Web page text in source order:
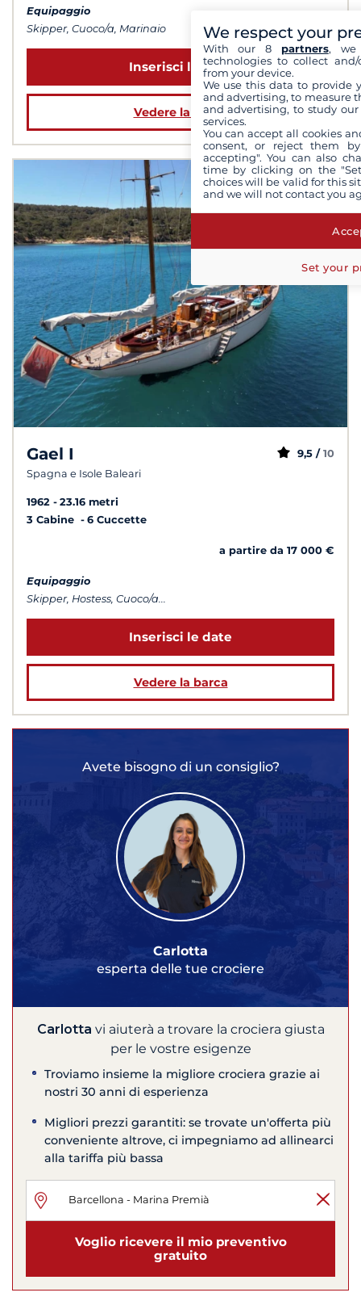
Equipaggio
Skipper, Cuoco/a, Marinaio
Inserisci le date
Vedere la barca
Gael I
Spagna e Isole Baleari
9,5 / 10
1962
23.16 metri
3 Cabine
6 Cuccette
a partire da 17 000 €
Equipaggio
Skipper, Hostess, Cuoco/a...
Inserisci le date
Vedere la barca
Avete bisogno di un consiglio?
Carlotta
esperta delle tue crociere
Carlotta vi aiuterà a trovare la crociera giusta
per le vostre esigenze
Troviamo insieme la migliore crociera grazie ai
nostri 30 anni di esperienza
Migliori prezzi garantiti: se trovate un'offerta più
conveniente altrove, ci impegniamo ad allinearci
alla tariffa più bassa
Voglio ricevere il mio preventivo
gratuito
We respect your
With our 8 partners, we
technologies to collect
from your device.
We use this data to provide
and advertising, to measure
and advertising, to study
services.
You can accept all cookies
consent, or reject them
accepting". You can also
time by clicking on the
choices will be valid for this
and we will not contact you
Set your